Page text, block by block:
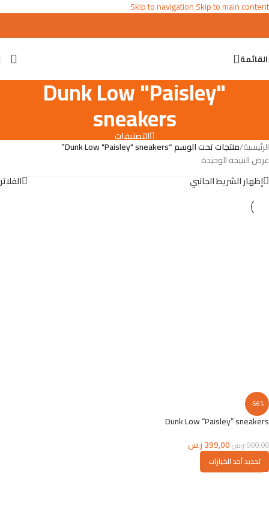
Skip to navigationSkip to main content
القائمة
Dunk Low "Paisley"
sneakers
التصنيفات
الرئيسية/منتجات تحت الوسم “Dunk Low "Paisley" sneakers”
عرض النتيجة الوحيدة
إظهار الشريط الجانبي
الفلاتر
-56%
Dunk Low “Paisley” sneakers
900,00ر.س399,00ر.س
تحديد أحد الخيارات